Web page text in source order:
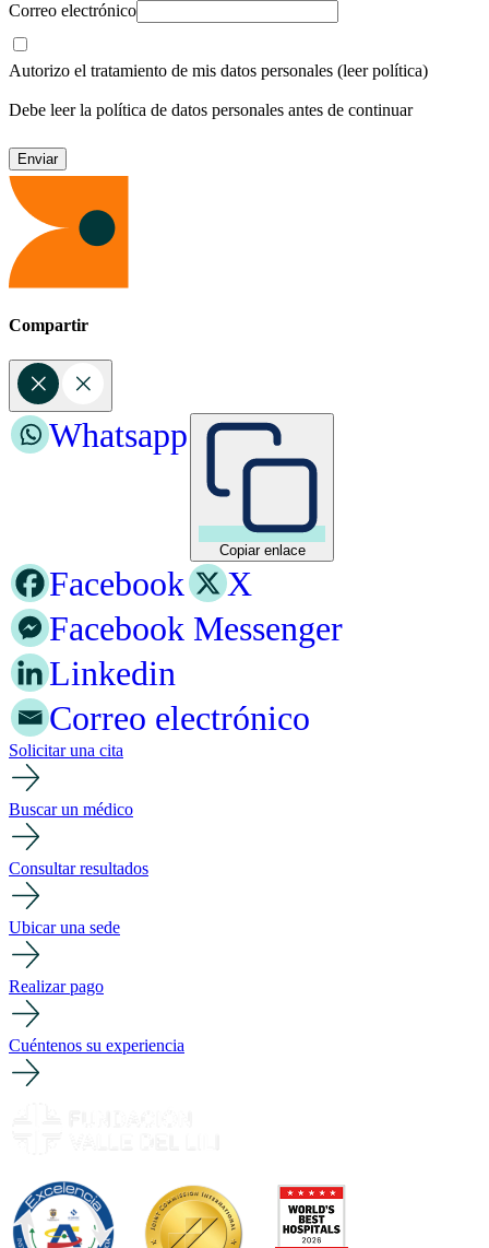
Correo electrónico
Autorizo el tratamiento de mis datos personales (leer política)
Debe leer la política de datos personales antes de continuar
Compartir
Copiar enlace
Whatsapp
Facebook
X
Facebook Messenger
Linkedin
Correo electrónico
Solicitar una cita
Buscar un médico
Consultar resultados
Ubicar una sede
Realizar pago
Cuéntenos su experiencia